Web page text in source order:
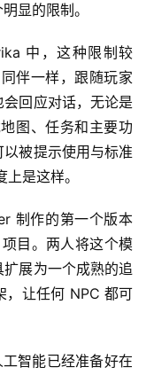
显的限制。
中，这种限制较
同伴一样，跟随玩家
回应对话，无论是
图、任务和主要功
被提示使用与标准
是这样。
制作的第一个版本
目。两人将这个模
扩展为一个成熟的追
，让任何 NPC 都可
智能已经准备好在